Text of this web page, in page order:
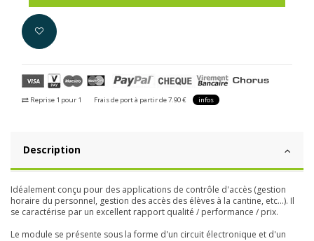
Reprise 1 pour 1 Frais de port à partir de 7.90 € infos
Description
Idéalement conçu pour des applications de contrôle d'accès (gestion
horaire du personnel, gestion des accès des élèves à la cantine, etc...). Il
se caractérise par un excellent rapport qualité / performance / prix.
Le module se présente sous la forme d'un circuit électronique et d'un